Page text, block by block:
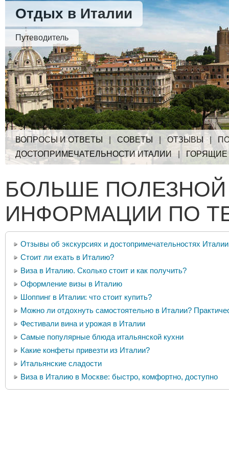
Отдых в Италии
Путеводитель
ВОПРОСЫ И ОТВЕТЫ СОВЕТЫ ОТЗЫВЫ |
ДОСТОПРИМЕЧАТЕЛЬНОСТИ ИТАЛИИ
ГОРЯЩИЕ
БОЛЬШЕ ПОЛЕЗНОЙ
ИНФОРМАЦИИ ПО
Отзывы об экскурсиях и достопримечательностях Италии
Стоит ли ехать в Италию?
Виза в Италию. Сколько стоит и как получить?
Оформление визы в Италию
Шоппинг в Италии: что стоит купить?
Можно ли отдохнуть самостоятельно в Италии?
Фестивали вина и урожая в Италии
Самые популярные блюда итальянской кухни
Какие конфеты привезти из Италии?
Итальянские сладости
Виза в Италию в Москве: быстро, комфортно, доступно